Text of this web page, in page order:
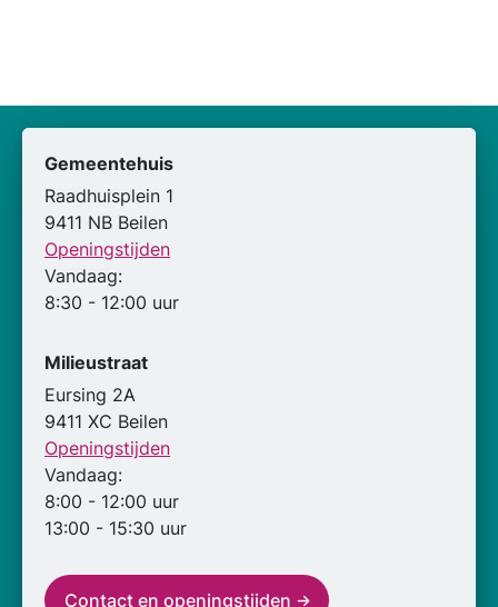
Gemeentehuis
Raadhuisplein 1
9411 NB Beilen
Openingstijden
Vandaag:
8:30 - 12:00 uur
Milieustraat
Eursing 2A
9411 XC Beilen
Openingstijden
Vandaag:
8:00 - 12:00 uur
13:00 - 15:30 uur
Contact en openingstijden